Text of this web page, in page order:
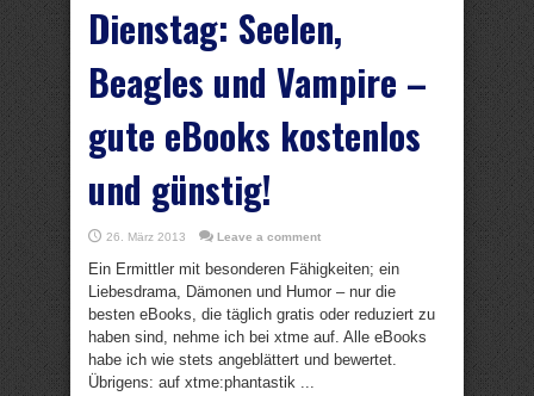
Dienstag: Seelen,
Beagles und Vampire –
gute eBooks kostenlos
und günstig!
26. März 2013 Leave a comment
Ein Ermittler mit besonderen Fähigkeiten; ein
Liebesdrama, Dämonen und Humor – nur die
besten eBooks, die täglich gratis oder reduziert zu
haben sind, nehme ich bei xtme auf. Alle eBooks
habe ich wie stets angeblättert und bewertet.
Übrigens: auf xtme:phantastik ...